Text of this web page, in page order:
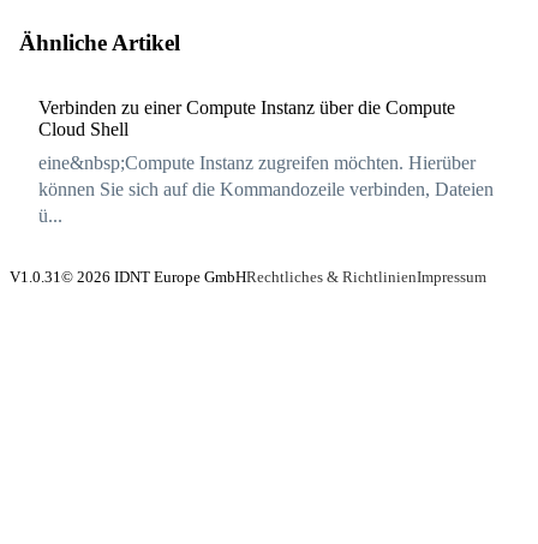
Ähnliche Artikel
Verbinden zu einer Compute Instanz über die Compute
Cloud Shell
eine&nbsp;Compute Instanz zugreifen möchten. Hierüber
können Sie sich auf die Kommandozeile verbinden, Dateien
ü...
V1.0.31© 2026 IDNT Europe GmbHRechtliches & RichtlinienImpressum